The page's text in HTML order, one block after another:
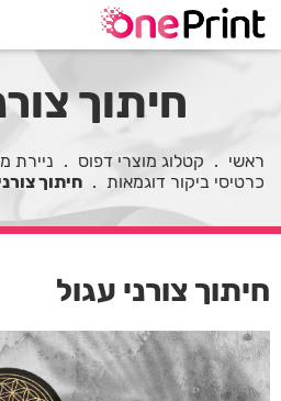
חיתוך
ראשי . קטלוג מוצרי דפוס . ניירת
כרטיסי ביקור דוגמאות . חיתוך
חיתוך צורני עגול